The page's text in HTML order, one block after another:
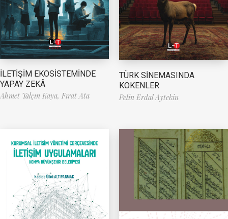
İLETİŞİM EKOSİSTEMİNDE
YAPAY ZEKÂ
Ahmet Yalçın Kaya, Fırat Ata
TÜRK SİNEMASINDA
KÖKENLER
Pelin Erdal Aytekin